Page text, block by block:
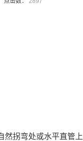
然拐弯处或水平直管上